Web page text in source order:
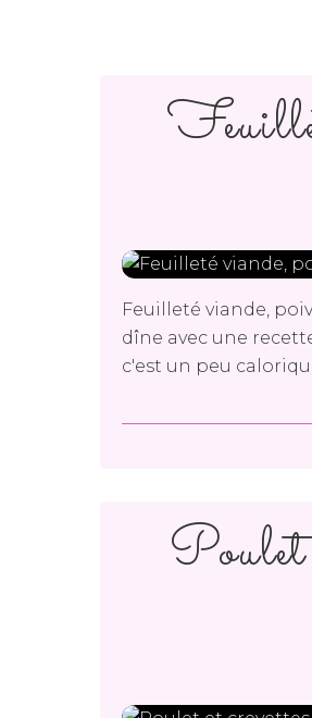
Feuilleté viande,
dîne avec une
c'est un peu
Poulet